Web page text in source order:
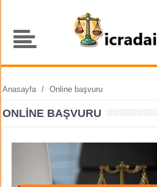
Anasayfa / Online başvuru
ONLINE BAŞVURU